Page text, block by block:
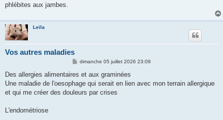
phlébites aux jambes.
Leïla
Vos autres maladies
M
s
a
g
dimanche 05 juillet 2026 23:09
Des allergies alimentaires et aux graminées
Une maladie de l'oesophage qui serait en lien avec mon terrain allergique
et qui me créer des douleurs par crises
L'endométriose